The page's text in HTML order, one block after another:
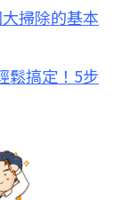
掃除的基本
鬆搞定！5步